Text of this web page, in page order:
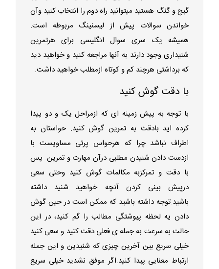
گیج و گنگ هستید میتوانید راه دوم را انتخاب کنید وآن
خواندن سوالات پیش از لیسنینگ مربوطه است.
همیشه یک سری سوال انگلیسی برای هرتمرین
شنیداری وجود دارند به آنها مراجعه کنید و خواهید دید
که برداشتی هرچند کم و کوتاه ازمطلب خواهید داشت.
با دقت گوش کنید
با توجه به پیش زمینه ای که ازمراحل یک و دو پیدا
کرده اید بادقت به تمرین گوش کنید. حواستان به
اطراف نباشد چرا که هرحواس پرتی مساویست با
ازدست دادن شنیدن مطلبی درآن مهارت و تمرین. پس
با دقت و تمرکزبه مکالمات گوش کنید وحتی سعی
درپیش بینی کردن آنچه خواهید شنید داشته
باشید.توجه داشته باشید که ممکن است در حین گوش
دادن یه لحظه پیوشتگی مطالب را گم کنید، در این
حالت به سرعت به جمله ی فعلی دقت کنید و سعی کنید
خیلی سریع بین آخرین چیزی که شنیدین و این جمله
ارتباط معنایی پیدا کنید.اگر موفق نشدید خیلی سریع